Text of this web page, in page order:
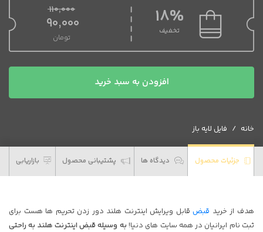
18%
تخفیف
110,000
قیمت اصلی 110,000 تومان بود.
90,000
تومان
قیمت فعلی 90,000 تومان است.
اینترنت
عدد
افزودن به سبد خرید
خانه فایل لایه باز
جزئیات محصول دیدگاه ها پشتیبانی محصول بازاریابی
هدف از خرید قبضقابل ویرایش اینترنت هلند دور زدن تحریم ها هست برای
ثبت نام ایرانیان در همه سایت های دنیا! به وسیله قبض اینترنت هلند به راحتی